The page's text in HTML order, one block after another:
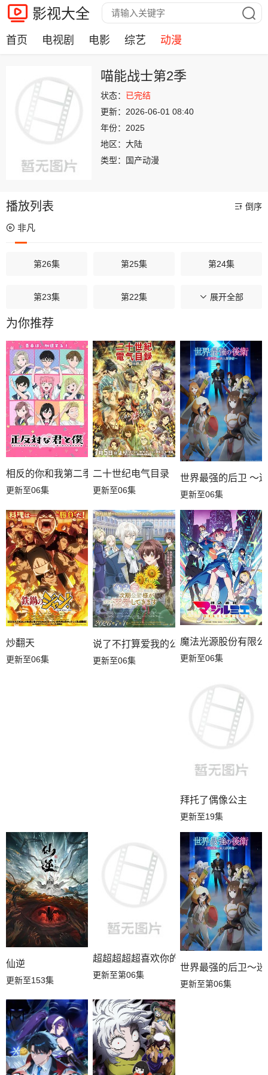
影视大全
首页 电视剧 电影 综艺 动漫
喵能战士第2季
状态： 已完结
更新： 2026-06-01 08:40
年份： 2025
地区： 大陆
类型：
国产动漫
播放列表 倒序
非凡
第26集 第25集 第24集
第23集 第22集 第21集
第20集
第17集 第16集 第15集
第14集 第13集 第12集
第11集 第10集 第09集
第06集
第05集 第04集 第03集
第02集 第01集
展开全部
为你推荐
相反的你和我第二季
更新至06集
二十世纪电气目录
更新至06集
世界最强的后卫 ～
更新至06集
炒翻天
更新至06集
说了不打算爱我的公爵继承人，不知为
更新至06集
魔法光源股份有限
更新至06集
拜托了偶像公主
更新至19集
仙逆
更新至153集
超超超超超喜欢你的100个女朋友第三季
更新至第06集
世界最强的后卫～
更新至第06集